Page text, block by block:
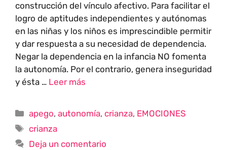
construcción del vínculo afectivo. Para facilitar el
logro de aptitudes independientes y autónomas
en las niñas y los niños es imprescindible permitir
y dar respuesta a su necesidad de dependencia.
Negar la dependencia en la infancia NO fomenta
la autonomía. Por el contrario, genera inseguridad
y ésta … Leer más
apego,autonomía,crianza, EMOCIONES
crianza
Deja un comentario